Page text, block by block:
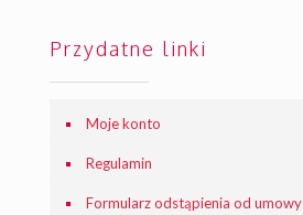
Przydatne linki
Moje konto
Regulamin
Formularz odstąpienia od umowy